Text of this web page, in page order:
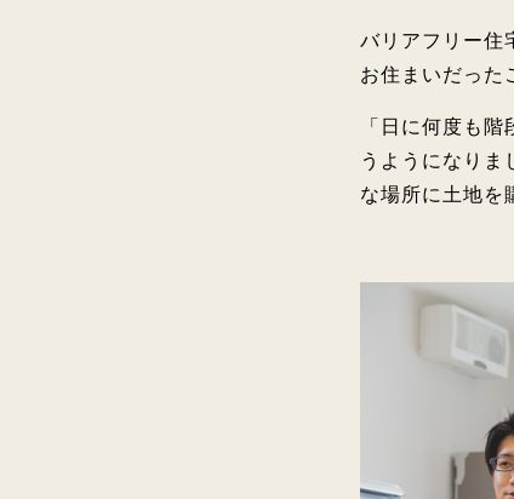
バリアフリー住
お住まいだった
「日に何度も
うようになりま
な場所に土地を